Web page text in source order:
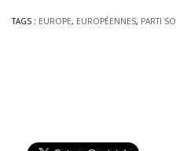
TAGS : EUROPE, EUROPÉENNES, PARTI